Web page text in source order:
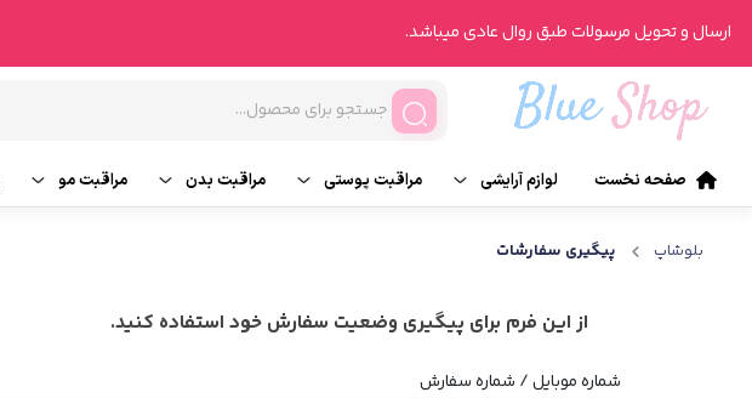
ارسال و تحویل مرسولات طبق روال عادی میباشد.
صفحه نخست لوازم آرایشی
آرایش صورت
مراقبت پوستی مراقبت بدن مراقبت مو
بلوشاپ پیگیری سفارشات
از این فرم برای پیگیری وضعیت سفارش خود استفاده کنید.
شماره موبایل / شماره سفارش